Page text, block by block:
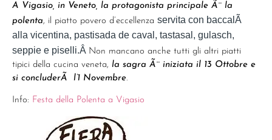
A Vigasio, in Veneto, la protagonista principale Ã¨ la
polenta, il piatto povero d’eccellenza servita con baccalÃ
alla vicentina, pastisada de caval, tastasal, gulasch,
seppie e piselli.Â Non mancano anche tutti gli altri piatti
tipici della cucina veneta, la sagra Ã¨ iniziata il 13 Ottobre e
si concluderÃ l’1 Novembre.
Info: Festa della Polenta a Vigasio